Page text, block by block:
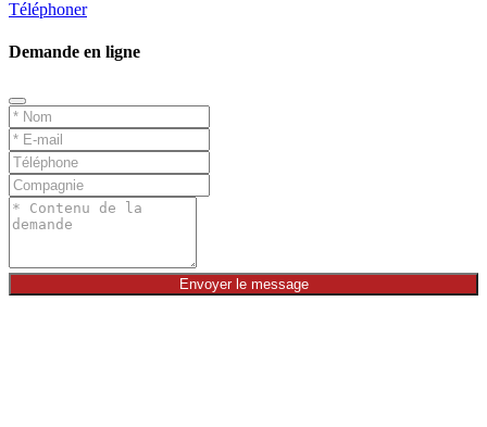
Téléphoner
Demande en ligne
Envoyer le message